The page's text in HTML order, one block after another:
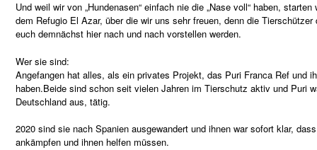
Und weil wir von „Hundenasen“ einfach nie die „Nase voll“ haben,
dem Refugio El Azar, über die wir uns sehr freuen, denn die
euch demnächst hier nach und nach vorstellen werden.
Wer sie sind:
Angefangen hat alles, als ein privates Projekt, das Puri Franca Ref und
haben.Beide sind schon seit vielen Jahren im Tierschutz aktiv und Puri
Deutschland aus, tätig.
2020 sind sie nach Spanien ausgewandert und ihnen war sofort klar,
ankämpfen und ihnen helfen müssen.